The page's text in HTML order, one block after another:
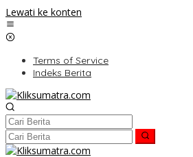
Lewati ke konten
Terms of Service
Indeks Berita